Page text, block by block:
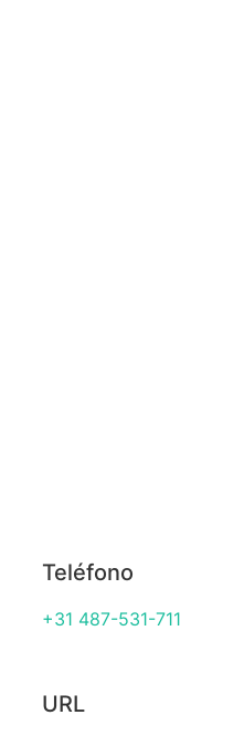
Teléfono
+31 487-531-711
URL